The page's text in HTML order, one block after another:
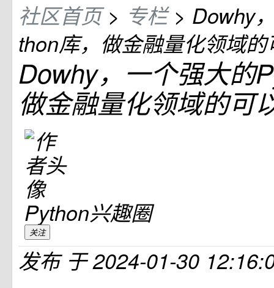
社区首页> 专栏 > Dowhy
thon库，做金融量化领域
Dowhy，一个强大的
做金融量化领域的可
Python兴趣圈
关注
发布 于2024-01-30